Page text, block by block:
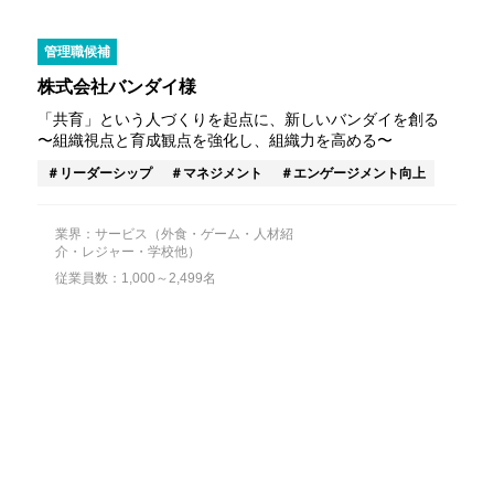
管理職候補
株式会社バンダイ様
「共育」という人づくりを起点に、新しいバンダイを創る
〜組織視点と育成観点を強化し、組織力を高める〜
リーダーシップ マネジメント エンゲージメント向上
業界：サービス（外食・ゲーム・人材紹
介・レジャー・学校他）
従業員数：1,000～2,499名